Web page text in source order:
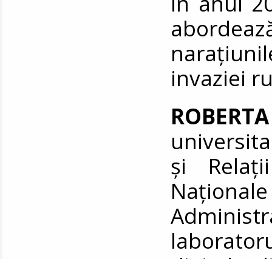
invaziei
și